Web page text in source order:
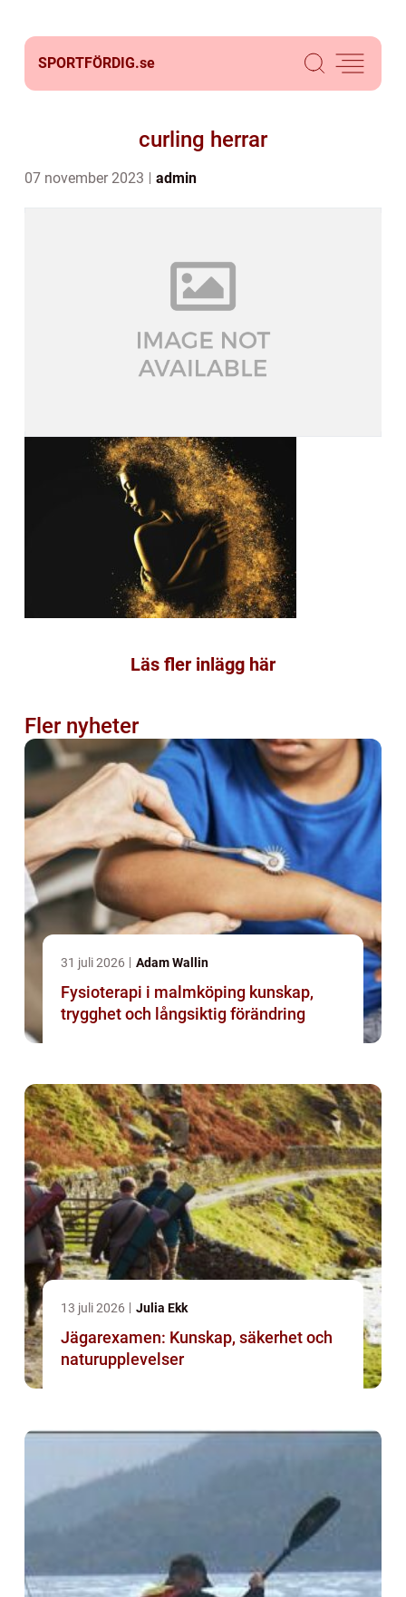
SPORTFÖRDIG.se
curling herrar
07 november 2023 admin
Läs fler inlägg här
Fler nyheter
31 juli 2026 Adam Wallin
Fysioterapi i malmköping kunskap,
trygghet och långsiktig förändring
13 juli 2026 Julia Ekk
Jägarexamen: Kunskap, säkerhet och
naturupplevelser